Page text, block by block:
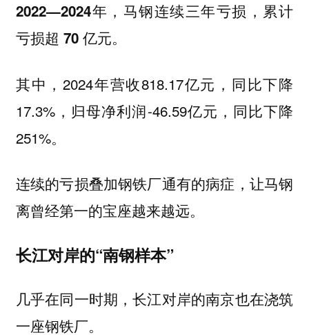
2022—2024年，马钢连续三年亏损，累计
亏损超 70 亿元。
其中，2024年营收818.17亿元，同比下降
17.3%，归母净利润-46.59亿元，同比下降
251%。
连续的亏损叠加钢铁厂通有的病症，让马钢
离曾经第一的宝座越来越远。
长江对岸的“南钢样本”
几乎在同一时期，长江对岸的南京也在浇筑
一座钢铁厂。